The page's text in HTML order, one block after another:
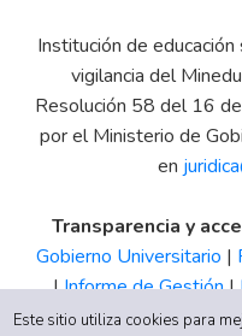
Institución de
vigilancia del
Resolución 58 del 16
por el Ministerio de
en
Transparencia y
Gobierno Universitario |
|Informe de Gestión|
Tributario|Estados
Este sitio utiliza cookies para